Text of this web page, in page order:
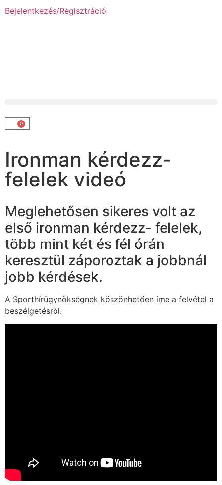
Bejelentkezés/Regisztráció
0
Ironman kérdezz-
felelek videó
Meglehetősen sikeres volt az
első ironman kérdezz- felelek,
több mint két és fél órán
keresztül záporoztak a jobbnál
jobb kérdések.
A Sporthírügynökségnek köszönhetően íme a felvétel a
beszélgetésről.